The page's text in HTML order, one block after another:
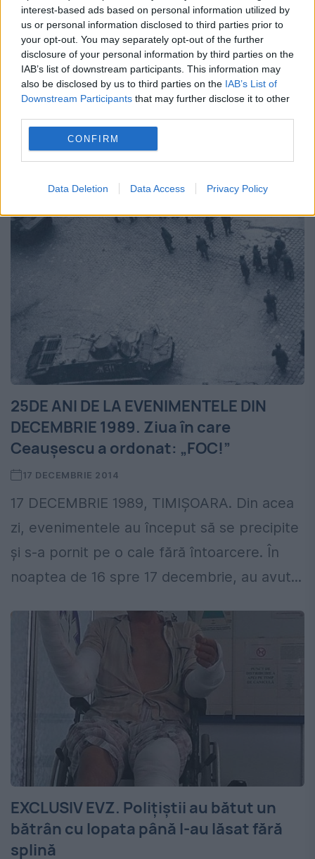
interest-based ads based on personal information utilized by
us or personal information disclosed to third parties prior to
your opt-out. You may separately opt-out of the further
disclosure of your personal information by third parties on the
IAB’s list of downstream participants. This information may
also be disclosed by us to third parties on the IAB’s List of
Downstream Participants that may further disclose it to other
CONFIRM
Data Deletion Data Access Privacy Policy
pe POLIŢIŞTI
30 MARTIE 2017
Ca în bancurile cu miliţieni, echipajele de
poliţie care îi căutau pe infractori, erau
urmărite chiar de infractorii căutaţi de
oamenii legii. Se întâmpla în „capitala
25DE ANI DE LA EVENIMENTELE DIN
DECEMBRIE 1989. Ziua în care
Ceaușescu a ordonat: „FOC!”
17 DECEMBRIE 2014
17 DECEMBRIE 1989, TIMIȘOARA. Din acea
zi, evenimentele au început să se precipite
și s-a pornit pe o cale fără întoarcere. În
noaptea de 16 spre 17 decembrie, au avut...
EXCLUSIV EVZ. Polițiștii au bătut un
bătrân cu lopata până l-au lăsat fără
splină